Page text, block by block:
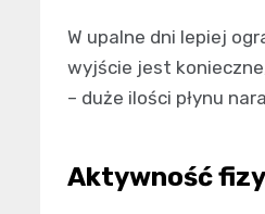
W upalne dni lepiej
wyjście jest
– duże ilości płynu
Aktywność